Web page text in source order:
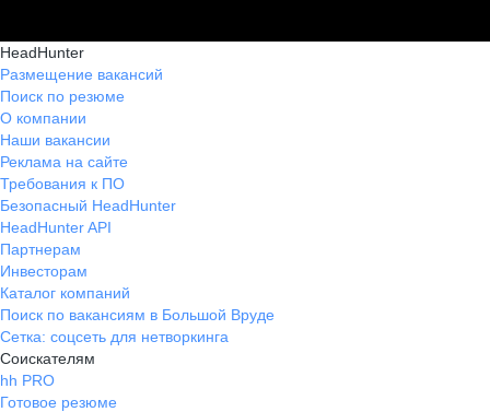
HeadHunter
Размещение вакансий
Поиск по резюме
О компании
Наши вакансии
Реклама на сайте
Требования к ПО
Безопасный HeadHunter
HeadHunter API
Партнерам
Инвесторам
Каталог компаний
Поиск по вакансиям в Большой Вруде
Сетка: соцсеть для нетворкинга
Соискателям
hh PRO
Готовое резюме